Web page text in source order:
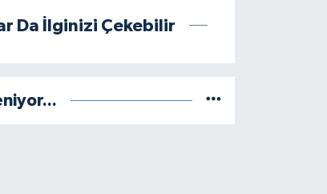
Da İlginizi Çekebilir